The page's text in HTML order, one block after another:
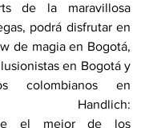
de la maravillosa
podrá disfrutar en
de magia en Bogotá,
en Bogotá y
colombianos en
Handlich:
el mejor de los